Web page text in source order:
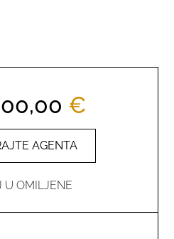
€
AGENTA
U OMILJENE